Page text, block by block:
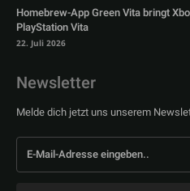
Homebrew-App Green Vita bringt
PlayStation Vita
22. Juli 2026
Newsletter
Melde dich jetzt uns unserem